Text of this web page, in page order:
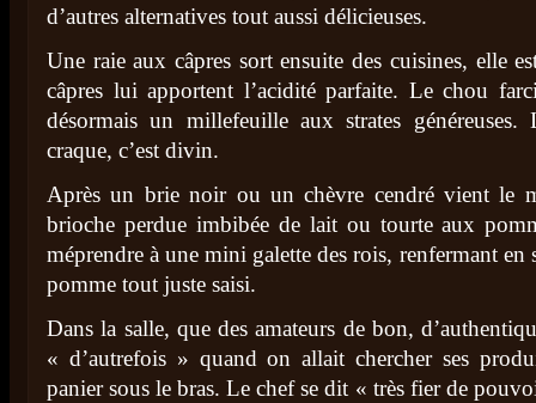
d’autres alternatives tout aussi délicieuses.
Une raie aux câpres sort ensuite des cuisines, elle
câpres lui apportent l’acidité parfaite. Le chou
désormais un millefeuille aux strates
craque, c’est divin.
Après un brie noir ou un chèvre cendré vient le
brioche perdue imbibée de lait ou tourte aux
méprendre à une mini galette des rois, renfermant en
pomme tout juste saisi.
Dans la salle, que des amateurs de bon,
« d’autrefois » quand on allait chercher ses
panier sous le bras. Le chef se dit « très fier de